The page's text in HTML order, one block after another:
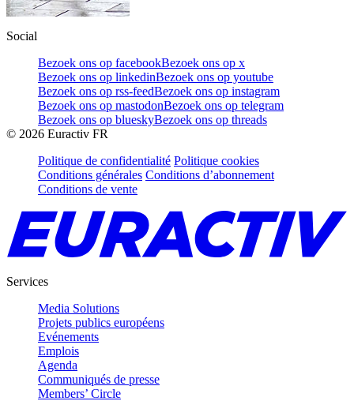
Social
Bezoek ons op facebookBezoek ons op x
Bezoek ons op linkedinBezoek ons op youtube
Bezoek ons op rss-feedBezoek ons op instagram
Bezoek ons op mastodonBezoek ons op telegram
Bezoek ons op blueskyBezoek ons op threads
© 2026 Euractiv FR
Politique de confidentialité Politique cookies
Conditions générales Conditions d’abonnement
Conditions de vente
Services
Media Solutions
Projets publics européens
Evénements
Emplois
Agenda
Communiqués de presse
Members’ Circle